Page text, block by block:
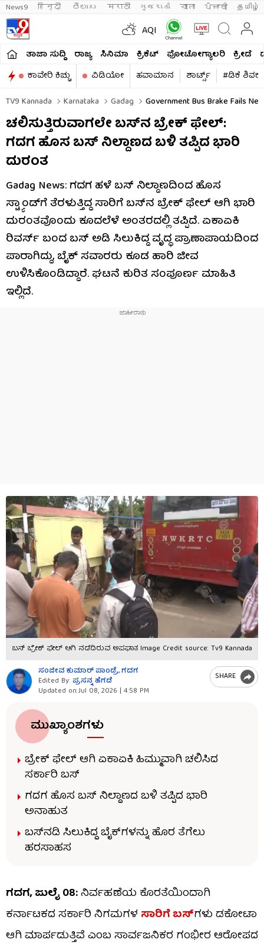
News9 हिन्दी తెలుగు मराठी ગુજરાતી বাংলা ਪੰਜਾਬੀ தமிழ்
AQI
ತಾಜಾ ಸುದ್ದಿ ರಾಜ್ಯ ಸಿನಿಮಾ ಕ್ರಿಕೆಟ್​ ಫೋಟೋಗ್ಯಾಲರಿ ಕ್ರೀಡೆ
ಕಾವೇರಿ ಕಿಚ್ಚು
ವಿಡಿಯೋ ಹವಾಮಾನ ಶಾರ್ಟ್ಸ್​
#ಡಿಕೆ
TV9 Kannada
Karnataka Gadag Government Bus Brake Fails
ಚಲಿಸುತ್ತಿರುವಾಗಲೇ ಬಸ್​​ನ ಬ್ರೇಕ್​​ ಫೇಲ್​​:
ಗದಗ ಹೊಸ ಬಸ್​​ ನಿಲ್ದಾಣದ ಬಳಿ ತಪ್ಪಿದ ಭಾರಿ
ದುರಂತ
Gadag News: ಗದಗ ಹಳೆ ಬಸ್ ನಿಲ್ದಾಣದಿಂದ ಹೊಸ
ಸ್ಟ್ಯಾಂಡ್‌ಗೆ ತೆರಳುತ್ತಿದ್ದ ಸಾರಿಗೆ ಬಸ್‌ನ ಬ್ರೇಕ್ ಫೇಲ್ ಆಗಿ ಭಾರಿ
ದುರಂತವೊಂದು ಕೂದಲೆಳೆ ಅಂತರದಲ್ಲಿ ತಪ್ಪಿದೆ. ಏಕಾಏಕಿ
ರಿವರ್ಸ್ ಬಂದ ಬಸ್‌ ಅಡಿ ಸಿಲುಕಿದ್ದ ವೃದ್ಧ ಪ್ರಾಣಾಪಾಯದಿಂದ
ಪಾರಾಗಿದ್ದು, ಬೈಕ್ ಸವಾರರು ಕೂಡ ಹಾರಿ ಜೀವ
ಉಳಿಸಿಕೊಂಡಿದ್ದಾರೆ. ಘಟನೆ ಕುರಿತ ಸಂಪೂರ್ಣ ಮಾಹಿತಿ
ಇಲ್ಲಿದೆ.
ಬಸ್​​ ಬ್ರೇಕ್​​ ಫೇಲ್​​ ಆಗಿ ನಡೆದಿರುವ ಅಪಘಾತ Image Credit source: Tv9 Kannada
ಸಂಜೀವ ಕುಮಾರ್​ ಪಾಂಡ್ರೆ, ಗದಗ
Edited By: ಪ್ರಸನ್ನ ಹೆಗಡೆ
Updated on:Jul 08, 2026 | 4:58 PM
SHARE
ಮುಖ್ಯಾಂಶಗಳು
ಬ್ರೇಕ್​​ ಫೇಲ್​​ ಆಗಿ ಏಕಾಏಕಿ ಹಿಮ್ಮುವಾಗಿ ಚಲಿಸಿದ
ಸರ್ಕಾರಿ ಬಸ್​​
ಗದಗ ಹೊಸ ಬಸ್​​ ನಿಲ್ದಾಣದ ಬಳಿ ತಪ್ಪಿದ ಭಾರಿ
ಅನಾಹುತ
ಬಸ್​​ನಡಿ ಸಿಲುಕಿದ್ದ ಬೈಕ್​​ಗಳನ್ನು ಹೊರ ತೆಗೆಲು
ಹರಸಾಹಸ
ಗದಗ, ಜುಲೈ 08:ನಿರ್ವಹಣೆಯ ಕೊರತೆಯಿಂದಾಗಿ
ಕರ್ನಾಟಕದ ಸರ್ಕಾರಿ ನಿಗಮಗಳ ಸಾರಿಗೆ ಬಸ್​​ಗಳು ಡಕೋಟಾ
ಆಗಿ ಮಾರ್ಪಡುತ್ತಿವೆ ಎಂಬ ಸಾರ್ವಜನಿಕರ ಗಂಭೀರ ಆರೋಪದ